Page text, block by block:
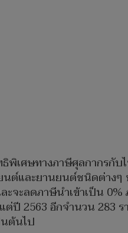
เศษทางภาษีศุลกากรกับ
ต์และยานยนต์ชนิดต่างๆ
จะลดภาษีนำเข้าเป็น
ต่ปี 2563 อีกจำนวน 283
ต้นไป